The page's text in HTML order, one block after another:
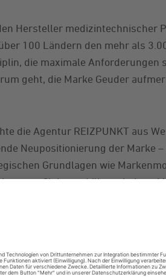
Hersteller medizintechnischer
100 Ländern den mehr als
die maximale
geht, die Marke Geuder
die Agentur REIZPUNKT aus
Neupositionierung der Marke
Grundlagen wie
neuer Claim und überarbeitete
die über verschiedene Kanäle
einer Agentur, die